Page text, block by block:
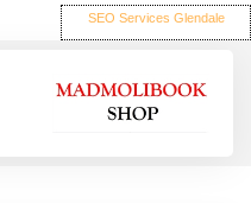
SEO Services Glendale